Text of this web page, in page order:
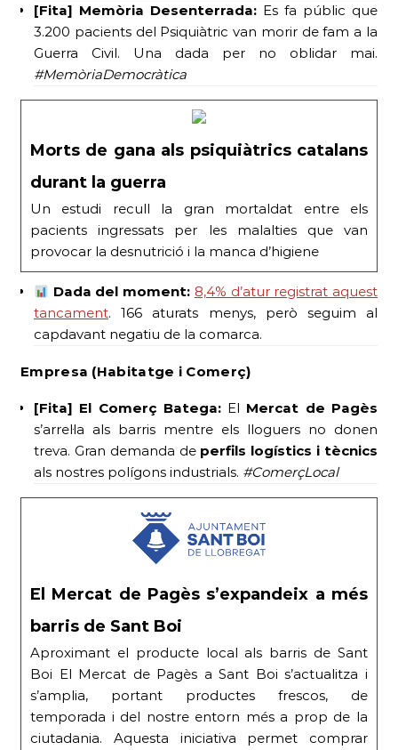
[Fita] Memòria Desenterrada: Es fa públic que
3.200 pacients del Psiquiàtric van morir de fam a la
Guerra Civil. Una dada per no oblidar mai.
#MemòriaDemocràtica
Morts de gana als psiquiàtrics catalans
durant la guerra
Un estudi recull la gran mortaldat entre els
pacients ingressats per les malalties que van
provocar la desnutrició i la manca d’higiene
Dada del moment: 8,4% d’atur registrat aquest
tancament. 166 aturats menys, però seguim al
capdavant negatiu de la comarca.
Empresa (Habitatge i Comerç)
[Fita] El Comerç Batega:El Mercat de Pagès
s’arrel·la als barris mentre els lloguers no donen
treva. Gran demanda de perfils logístics i tècnics
als nostres polígons industrials. #ComerçLocal
El Mercat de Pagès s’expandeix a més
barris de Sant Boi
Aproximant el producte local als barris de Sant
Boi El Mercat de Pagès a Sant Boi s’actualitza i
s’amplia, portant productes frescos, de
temporada i del nostre entorn més a prop de la
ciutadania. Aquesta iniciativa permet comprar